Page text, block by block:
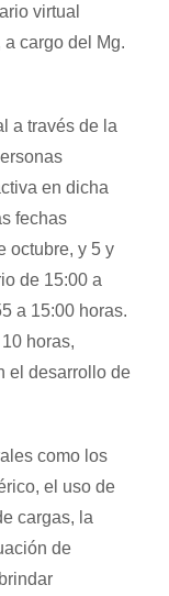
virtual
a cargo del Mg.
a través de la
en dicha
fechas
octubre, y 5 y
de 15:00 a
a 15:00 horas.
horas,
el desarrollo de
como los
el uso de
cargas, la
de